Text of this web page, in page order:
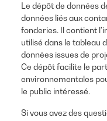
Le dépôt de données
données liés aux
fonderies. Il contient
utilisé dans le tableau
données issues de
Ce dépôt facilite le
environnementales
le public intéressé.
Si vous avez des